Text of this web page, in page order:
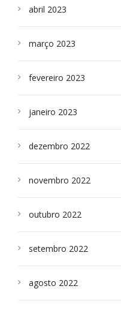
abril 2023
março 2023
fevereiro 2023
janeiro 2023
dezembro 2022
novembro 2022
outubro 2022
setembro 2022
agosto 2022